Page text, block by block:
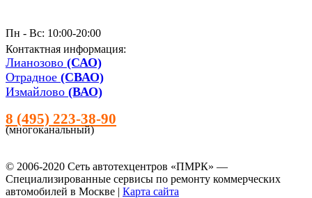
Пн - Вс: 10:00-20:00
Контактная информация:
Лианозово (САО)
Отрадное (СВАО)
Измайлово (ВАО)
8 (495) 223-38-90
(многоканальный)
© 2006-2020 Сеть автотехцентров «ПМРК» —
Специализированные сервисы по ремонту коммерческих
автомобилей в Москве | Карта сайта